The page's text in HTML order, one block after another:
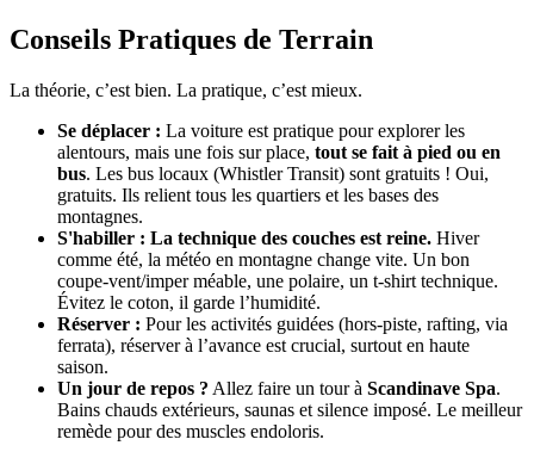
Conseils Pratiques de Terrain
La théorie, c’est bien. La pratique, c’est mieux.
Se déplacer : La voiture est pratique pour explorer les
alentours, mais une fois sur place, tout se fait à pied ou en
bus. Les bus locaux (Whistler Transit) sont gratuits ! Oui,
gratuits. Ils relient tous les quartiers et les bases des
montagnes.
S'habiller : La technique des couches est reine. Hiver
comme été, la météo en montagne change vite. Un bon
coupe-vent/imper méable, une polaire, un t-shirt technique.
Évitez le coton, il garde l’humidité.
Réserver : Pour les activités guidées (hors-piste, rafting, via
ferrata), réserver à l’avance est crucial, surtout en haute
saison.
Un jour de repos ? Allez faire un tour à Scandinave Spa.
Bains chauds extérieurs, saunas et silence imposé. Le meilleur
remède pour des muscles endoloris.